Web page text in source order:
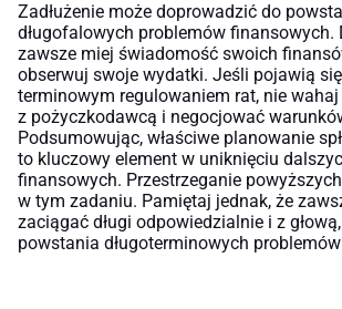
Zadłużenie może doprowadzić do
długofalowych problemów finansowych.
zawsze miej świadomość swoich
obserwuj swoje wydatki. Jeśli pojawią
terminowym regulowaniem rat, nie
z pożyczkodawcą i negocjować
Podsumowując, właściwe planowanie
to kluczowy element w uniknięciu
finansowych. Przestrzeganie
w tym zadaniu. Pamiętaj jednak, że
zaciągać długi odpowiedzialnie i z
powstania długoterminowych